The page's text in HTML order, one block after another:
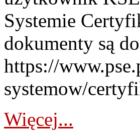
Systemie
dokumenty są
https://
systemow/
Więcej...